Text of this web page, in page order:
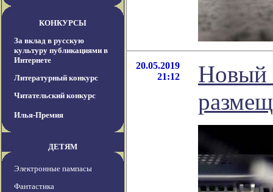
КОНКУРСЫ
За вклад в русскую
культуру публикациями в
Интернете
Литературный конкурс
Читательский конкурс
Илья-Премия
ДЕТЯМ
Электронные пампасы
Фантастика
20.05.2019
21:12
Новый